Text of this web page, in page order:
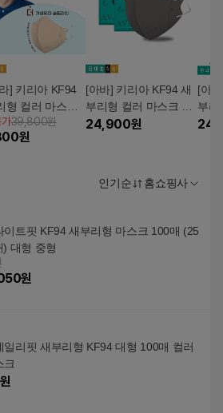
] 키리아 KF94
형 컬러 마스크
(대형)
39,800원
원
[아바] 키리아 KF94 새
부리형 컬러 마스크 10
0장(대형)
24,900원
[아
부리
0장(
인기순 홈쇼핑사
이트핏 KF94 새부리형 마스크 100매 (25
) 대형 중형
원
일리핏 새부리형 KF94 대형 100매 컬러
크
원